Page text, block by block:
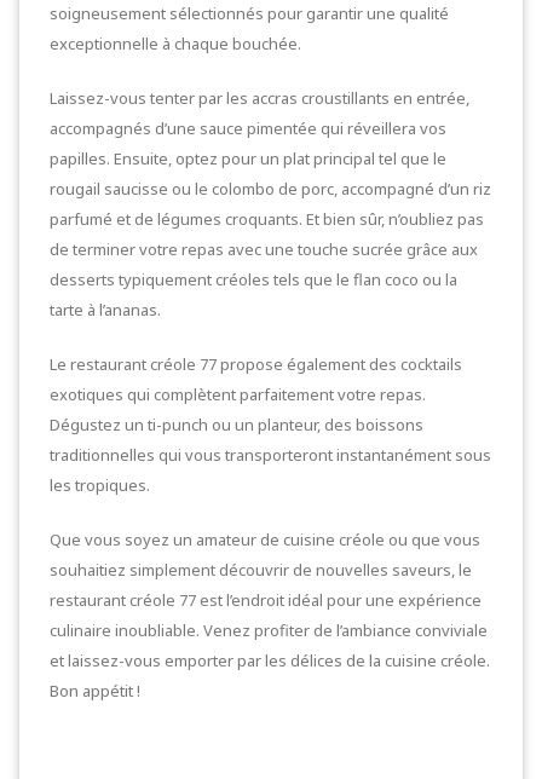
soigneusement sélectionnés pour garantir une qualité
exceptionnelle à chaque bouchée.
Laissez-vous tenter par les accras croustillants en entrée,
accompagnés d’une sauce pimentée qui réveillera vos
papilles. Ensuite, optez pour un plat principal tel que le
rougail saucisse ou le colombo de porc, accompagné d’un riz
parfumé et de légumes croquants. Et bien sûr, n’oubliez pas
de terminer votre repas avec une touche sucrée grâce aux
desserts typiquement créoles tels que le flan coco ou la
tarte à l’ananas.
Le restaurant créole 77 propose également des cocktails
exotiques qui complètent parfaitement votre repas.
Dégustez un ti-punch ou un planteur, des boissons
traditionnelles qui vous transporteront instantanément sous
les tropiques.
Que vous soyez un amateur de cuisine créole ou que vous
souhaitiez simplement découvrir de nouvelles saveurs, le
restaurant créole 77 est l’endroit idéal pour une expérience
culinaire inoubliable. Venez profiter de l’ambiance conviviale
et laissez-vous emporter par les délices de la cuisine créole.
Bon appétit !